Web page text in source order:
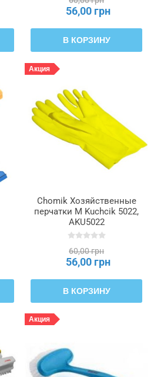
56,00 грн
В КОРЗИНУ
Акция
Chomik Хозяйственные
перчатки M Kuchcik 5022,
AKU5022
60,00 грн
56,00 грн
В КОРЗИНУ
Акция